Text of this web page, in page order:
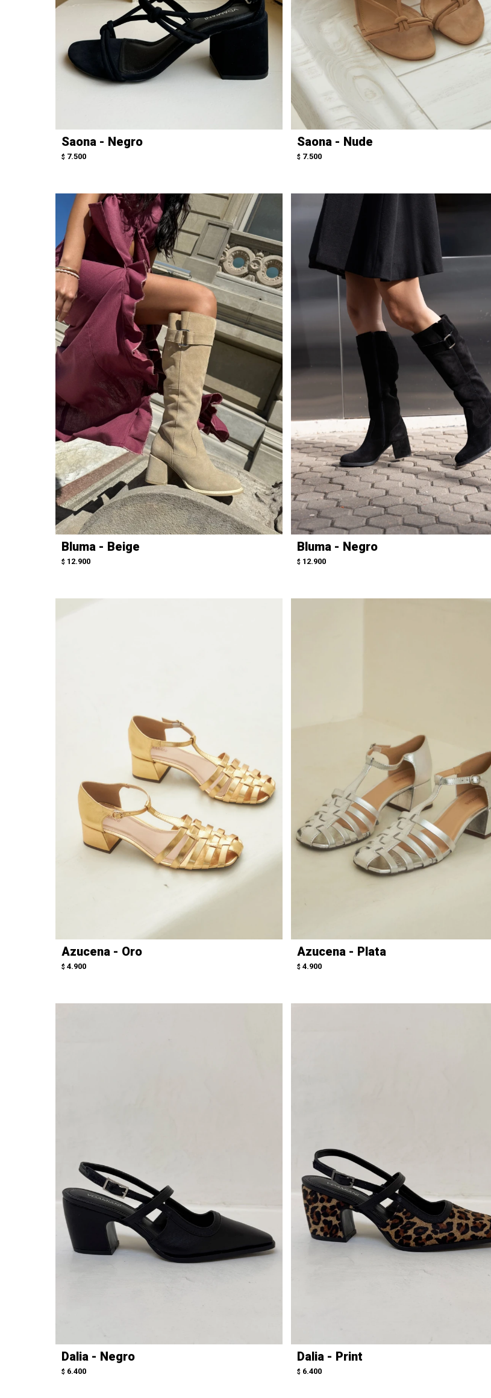
Saona - Negro
$ 7.500
Saona - Nude
$ 7.500
Bluma - Beige
$ 12.900
Bluma - Negro
$ 12.900
Azucena - Oro
$ 4.900
Azucena - Plata
$ 4.900
Dalia - Negro
$ 6.400
Dalia - Print
$ 6.400